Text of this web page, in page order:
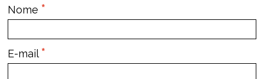
Nome *
E-mail *